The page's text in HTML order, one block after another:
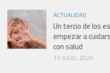
ACTUALIDAD
Un tercio de los
empezar a
con salud
13 JULIO, 2026